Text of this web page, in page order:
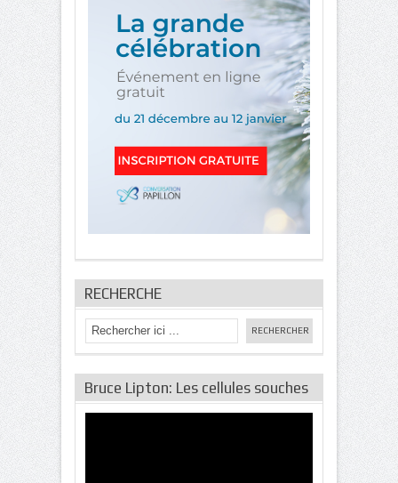
RECHERCHE
Bruce Lipton: Les cellules souches